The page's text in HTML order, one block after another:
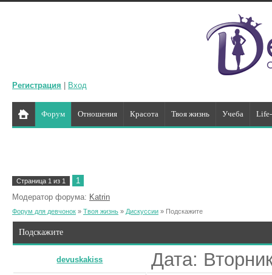
Регистрация Вход
Форум Отношения Красота Твоя жизнь Учеба
Страница 1 из 1
1
Модератор форума: Katrin
Форум для девчонок » Твоя жизнь » Дискуссии » Подскажите
Подскажите
devuskakiss Дата: